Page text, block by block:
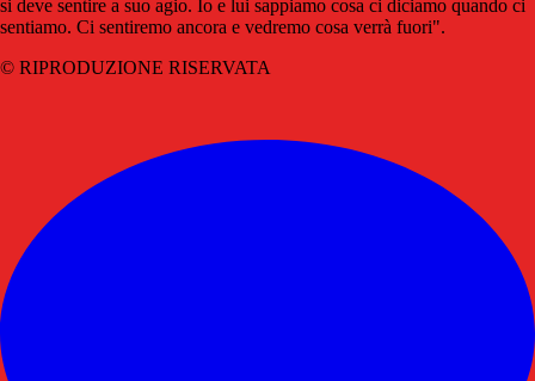
si deve sentire a suo agio. Io e lui sappiamo cosa ci diciamo quando ci
sentiamo. Ci sentiremo ancora e vedremo cosa verrà fuori".
© RIPRODUZIONE RISERVATA